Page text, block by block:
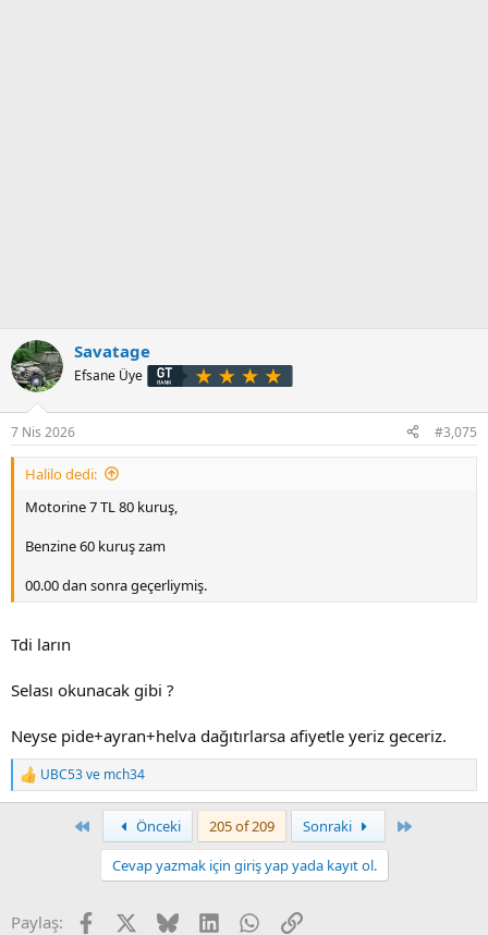
Savatage
Efsane Üye
7 Nis 2026 #3,075
Halilo dedi:
Motorine 7 TL 80 kuruş,
Benzine 60 kuruş zam
00.00 dan sonra geçerliymiş.
Tdi ların
Selası okunacak gibi ?
Neyse pide+ayran+helva dağıtırlarsa afiyetle yeriz geceriz.
T
e
:
UBC53ve mch34
Önceki 205 of 209 Sonraki
Cevap yazmak için giriş yap yada kayıt ol.
Paylaş: Facebook BlueskyLinkedInWhatsApp
Link